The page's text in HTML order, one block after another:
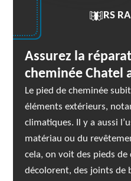
RS
Assurez la
cheminée Chatel
Le pied de cheminée
éléments extérieurs,
climatiques. Il y a aussi
matériau ou du
cela, on voit des pieds de
décolorent, des joints de